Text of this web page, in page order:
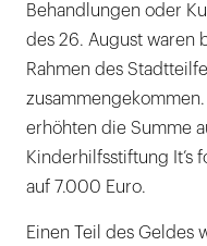
Behandlungen oder
des 26. August waren
Rahmen des
erhöhten die Summe
Kinderhilfsstiftung It’s
auf 7.000 Euro.
Einen Teil des Geldes